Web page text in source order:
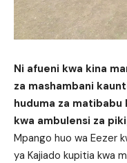
Ni afueni kwa kina
za mashambani
huduma za matibabu
kwa ambulensi za
Mpango huo wa Eezer
ya Kajiado kupitia kwa